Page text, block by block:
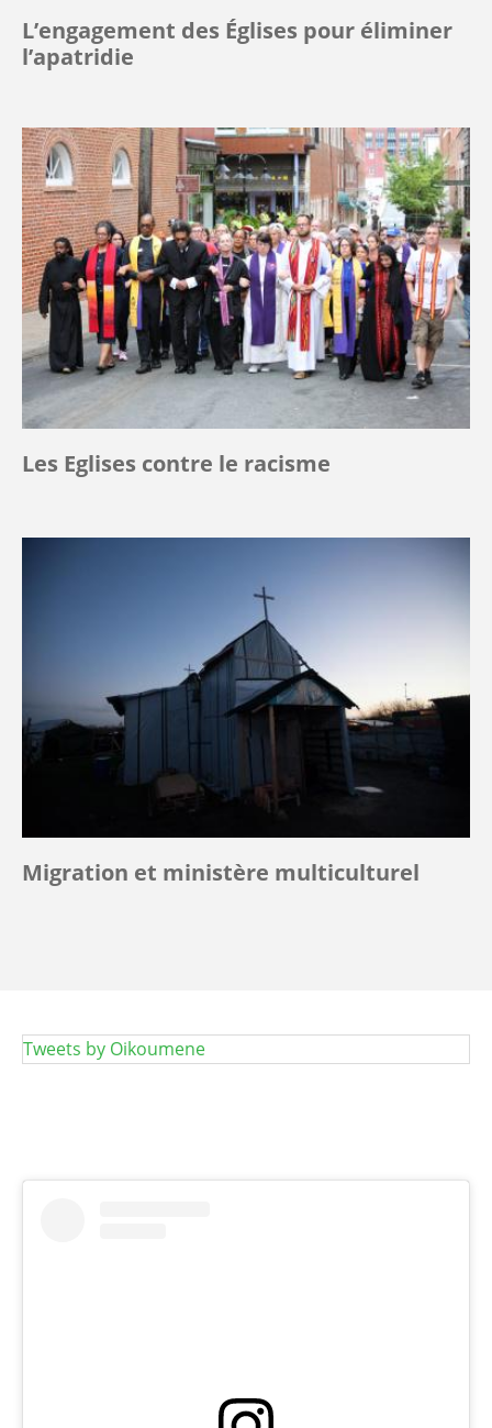
L’engagement des Églises pour éliminer
l’apatridie
Les Eglises contre le racisme
Migration et ministère multiculturel
Tweets by Oikoumene